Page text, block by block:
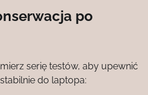
po
serię testów, aby upewnić
do laptopa: